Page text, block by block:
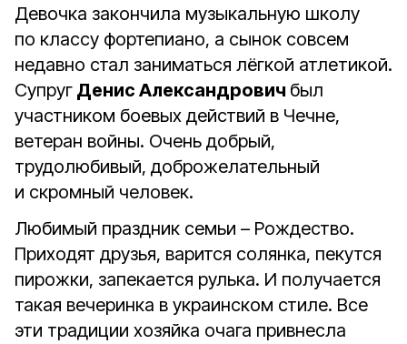
Девочка закончила музыкальную школу
по классу фортепиано, а сынок совсем
недавно стал заниматься лёгкой атлетикой.
Супруг Денис Александрович был
участником боевых действий в Чечне,
ветеран войны. Очень добрый,
трудолюбивый, доброжелательный
и скромный человек.
Любимый праздник семьи – Рождество.
Приходят друзья, варится солянка, пекутся
пирожки, запекается рулька. И получается
такая вечеринка в украинском стиле. Все
эти традиции хозяйка очага привнесла